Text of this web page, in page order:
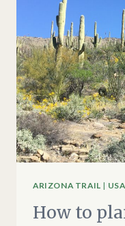
TRAIL
ARIZONA TRAIL | USA
How to